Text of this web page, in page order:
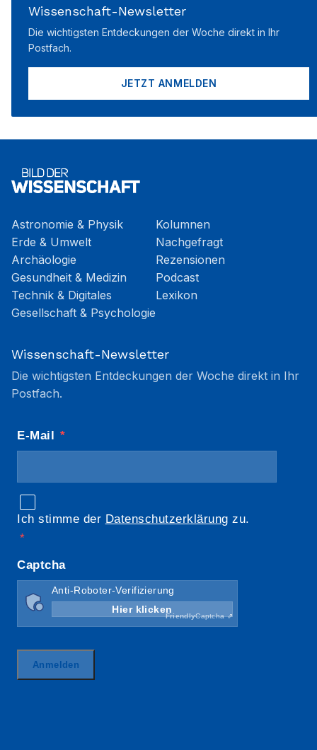
Wissenschaft-Newsletter
Die wichtigsten Entdeckungen der Woche direkt in Ihr
Postfach.
JETZT ANMELDEN
Astronomie & Physik
Erde & Umwelt
Archäologie
Gesundheit & Medizin
Technik & Digitales
Gesellschaft & Psychologie
Kolumnen
Nachgefragt
Rezensionen
Podcast
Lexikon
Wissenschaft-Newsletter
Die wichtigsten Entdeckungen der Woche direkt in Ihr
Postfach.